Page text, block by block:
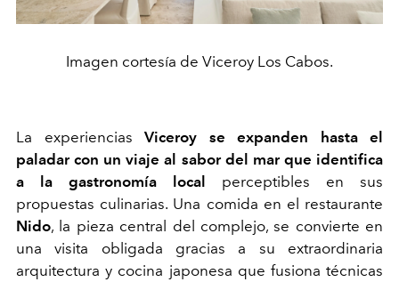
Imagen cortesía de Viceroy Los Cabos.
La experiencias Viceroy
se expanden hasta el
paladar con un viaje al sabor del mar que identifica
a la gastronomía local perceptibles en sus
propuestas culinarias. Una comida en el restaurante
Nido, la pieza central del complejo, se convierte en
una visita obligada gracias a su extraordinaria
arquitectura y cocina japonesa que fusiona técnicas